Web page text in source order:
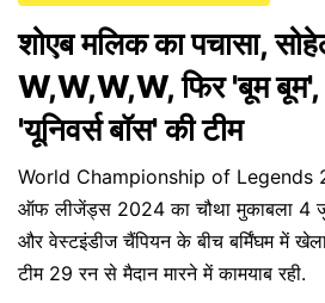
शोएब मलिक का पचासा,
W,W,W,W, फिर 'बूम बूम',
'यूनिवर्स बॉस' की टीम
World Championship of Legends
ऑफ लीजेंड्स 2024 का चौथा मुकाबला 4
और वेस्टइंडीज चैंपियन के बीच बर्मिंघम में
टीम 29 रन से मैदान मारने में कामयाब रही.